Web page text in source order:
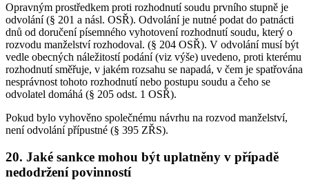
Opravným prostředkem proti rozhodnutí soudu prvního stupně je
odvolání (§ 201 a násl. OSŘ). Odvolání je nutné podat do patnácti
dnů od doručení písemného vyhotovení rozhodnutí soudu, který o
rozvodu manželství rozhodoval. (§ 204 OSŘ). V odvolání musí být
vedle obecných náležitostí podání (viz výše) uvedeno, proti kterému
rozhodnutí směřuje, v jakém rozsahu se napadá, v čem je spatřována
nesprávnost tohoto rozhodnutí nebo postupu soudu a čeho se
odvolatel domáhá (§ 205 odst. 1 OSŘ).
Pokud bylo vyhověno společnému návrhu na rozvod manželství,
není odvolání přípustné (§ 395 ZŘS).
20. Jaké sankce mohou být uplatněny v případě
nedodržení povinností